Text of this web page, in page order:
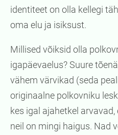
identiteet on olla kellegi
oma elu ja isiksust.
Millised võiksid olla
igapäevaelus? Suure
vähem värvikad (seda
originaalne polkovniku
kes igal ajahetkel
neil on mingi haigus. Nad